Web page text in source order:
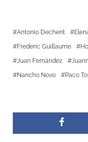
Antonio Dechent
Frederic Guillaume
Juan Fernández
Nancho Novo
Paco